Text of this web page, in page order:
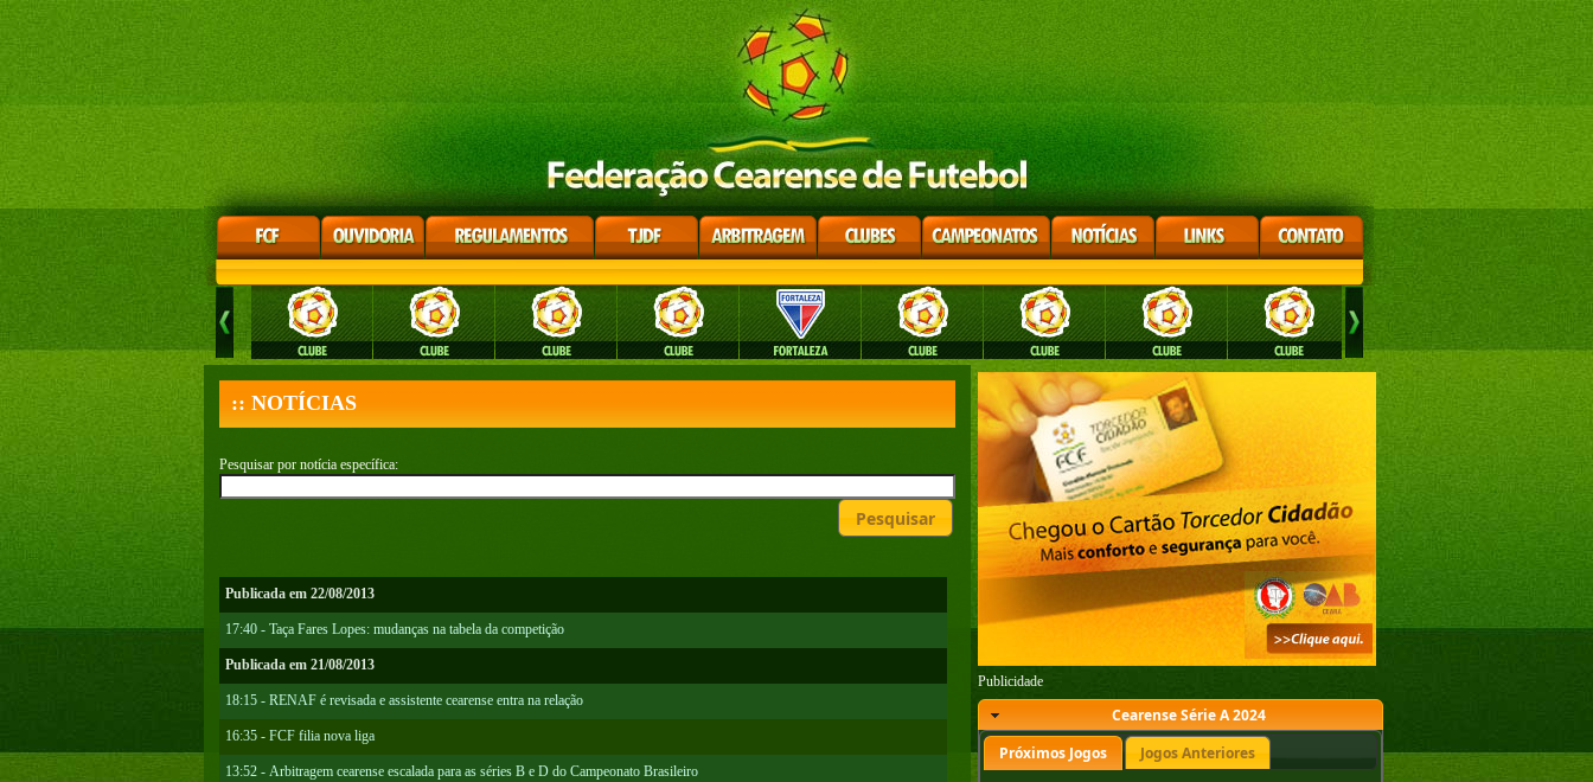
:: NOTÍCIAS
Pesquisar por notícia específica:
Pesquisar
Publicada em 22/08/2013
17:40 - Taça Fares Lopes: mudanças na tabela da competição
Publicada em 21/08/2013
18:15 - RENAF é revisada e assistente cearense entra na relação
16:35 - FCF filia nova liga
13:52 - Arbitragem cearense escalada para as séries B e D do Campeonato Brasileiro
Publicidade
Cearense Série A 2024
Próximos Jogos
Jogos Anteriores